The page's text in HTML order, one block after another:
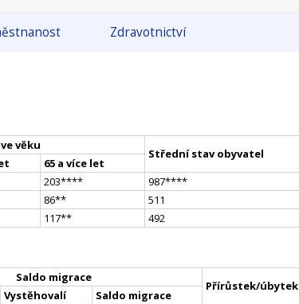
Zdravotnictví
věku
Střední stav obyvatel
65 a více let
203**** 987****
86**
511
117**
492
Saldo migrace
Přírůstek/úbytek
Vystěhovalí
Saldo migrace